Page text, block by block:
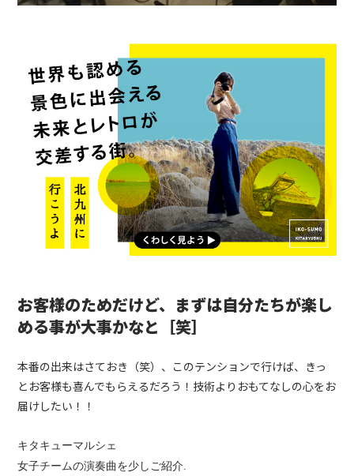
お客様のためだけど、まずは自分たちが楽し
める事が大事かなと［笑］
本番の出来はさておき（笑）、このテンションで行けば、きっ
とお客様も喜んでもらえるだろう！技術よりおもてなしの心をお
届けしたい！！
キタキューマルシェ
女子チームの演奏曲を少しご紹介.